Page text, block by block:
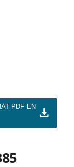
PDF EN